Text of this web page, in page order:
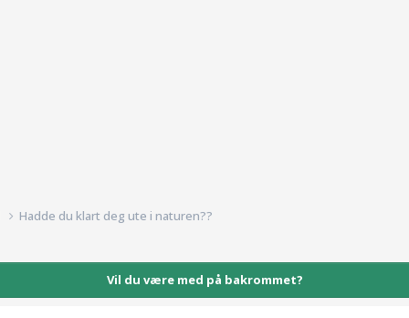
Hadde du klart deg ute i naturen??
Vil du være med på bakrommet?